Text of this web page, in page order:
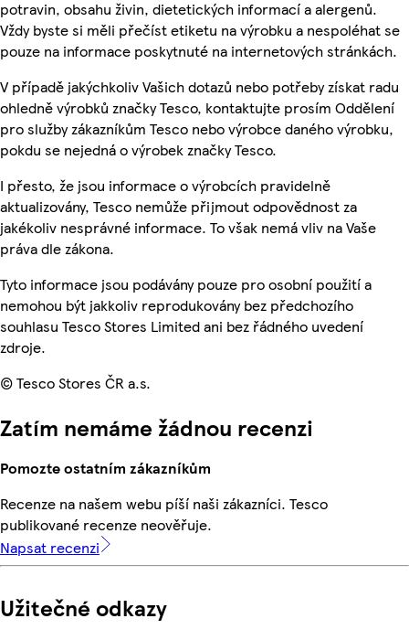
potravin, obsahu živin, dietetických informací a alergenů.
Vždy byste si měli přečíst etiketu na výrobku a nespoléhat se
pouze na informace poskytnuté na internetových stránkách.
V případě jakýchkoliv Vašich dotazů nebo potřeby získat radu
ohledně výrobků značky Tesco, kontaktujte prosím Oddělení
pro služby zákazníkům Tesco nebo výrobce daného výrobku,
pokdu se nejedná o výrobek značky Tesco.
I přesto, že jsou informace o výrobcích pravidelně
aktualizovány, Tesco nemůže přijmout odpovědnost za
jakékoliv nesprávné informace. To však nemá vliv na Vaše
práva dle zákona.
Tyto informace jsou podávány pouze pro osobní použití a
nemohou být jakkoliv reprodukovány bez předchozího
souhlasu Tesco Stores Limited ani bez řádného uvedení
zdroje.
© Tesco Stores ČR a.s.
Zatím nemáme žádnou recenzi
Pomozte ostatním zákazníkům
Recenze na našem webu píší naši zákazníci. Tesco
publikované recenze neověřuje.
Napsat recenzi
Užitečné odkazy